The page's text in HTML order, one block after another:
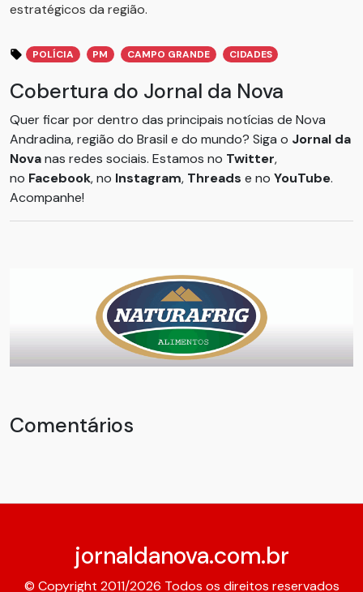
estratégicos da região.
POLÍCIA PM CAMPO GRANDE CIDADES
Cobertura do Jornal da Nova
Quer ficar por dentro das principais notícias de Nova
Andradina, região do Brasil e do mundo? Siga o Jornal da
Novanas redes sociais. Estamos no Twitter,
no Facebook, no Instagram, Threads e no YouTube.
Acompanhe!
Comentários
jornaldanova.com.br
© Copyright 2011/2026 Todos os direitos reservados